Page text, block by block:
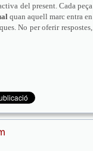
del present. Cada peça
quan aquell marc entra en
No per oferir respostes,